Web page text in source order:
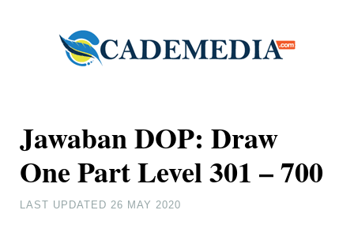
Jawaban DOP: Draw
One Part Level 301 – 700
LAST UPDATED26 MAY 2020